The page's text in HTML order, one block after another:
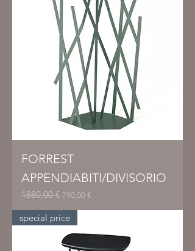
FORREST
APPENDIABITI/DIVISORIO
Prezzo regolare
1880,00 € Prezzo scontato
790,00 €
special price